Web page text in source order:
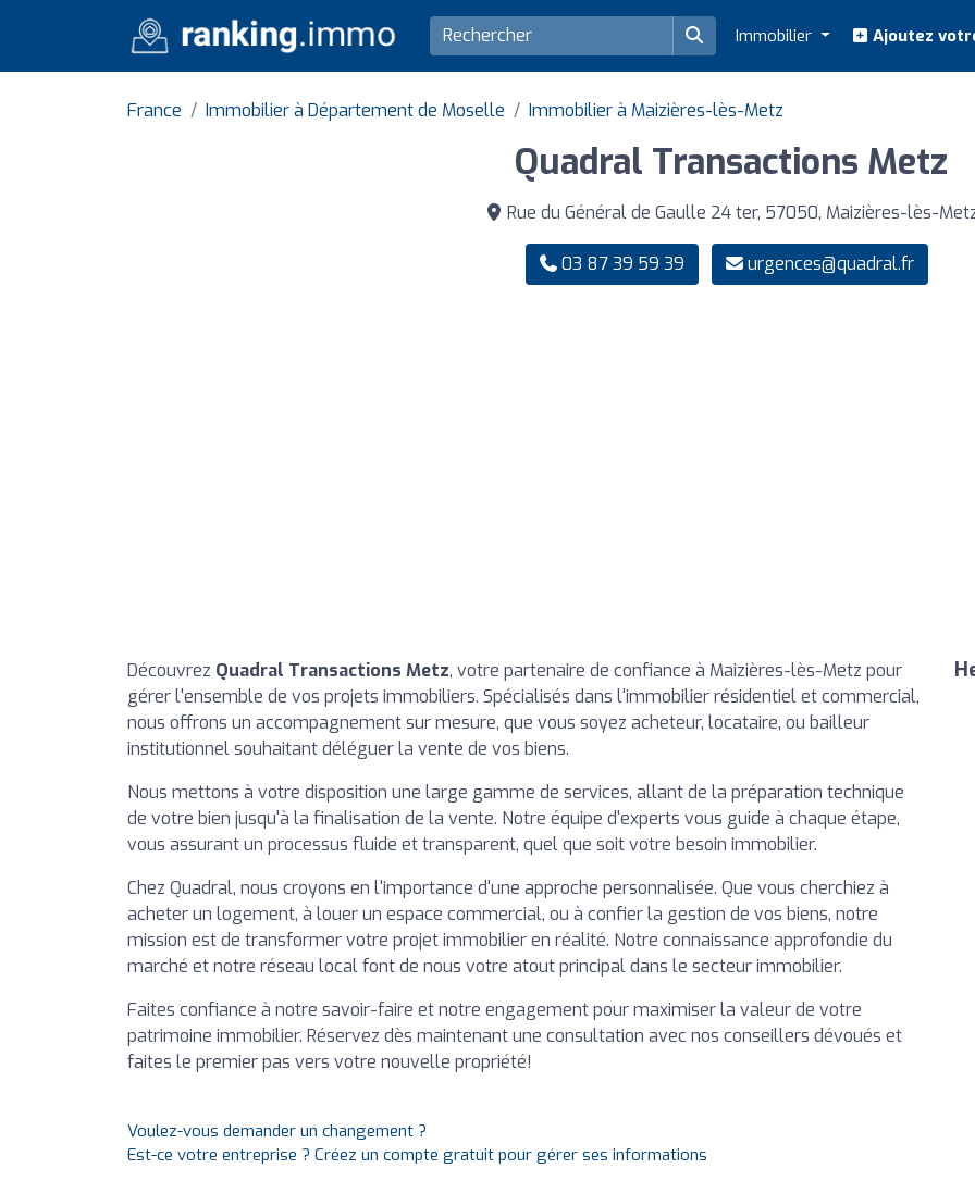
Immobilier Ajoutez
France Immobilier à Département de Moselle Immobilier à Maizières-lès-Metz
Quadral Transactions Metz
Rue du Général de Gaulle 24 ter, 57050, Maizières-lès-
03 87 39 59 39 urgences@quadral.fr
Découvrez Quadral Transactions Metz, votre partenaire de confiance à Maizières-lès-Metz pour
gérer l'ensemble de vos projets immobiliers. Spécialisés dans l'immobilier résidentiel et commercial,
nous offrons un accompagnement sur mesure, que vous soyez acheteur, locataire, ou bailleur
institutionnel souhaitant déléguer la vente de vos biens.
Nous mettons à votre disposition une large gamme de services, allant de la préparation technique
de votre bien jusqu'à la finalisation de la vente. Notre équipe d'experts vous guide à chaque étape,
vous assurant un processus fluide et transparent, quel que soit votre besoin immobilier.
Chez Quadral, nous croyons en l'importance d'une approche personnalisée. Que vous cherchiez à
acheter un logement, à louer un espace commercial, ou à confier la gestion de vos biens, notre
mission est de transformer votre projet immobilier en réalité. Notre connaissance approfondie du
marché et notre réseau local font de nous votre atout principal dans le secteur immobilier.
Faites confiance à notre savoir-faire et notre engagement pour maximiser la valeur de votre
patrimoine immobilier. Réservez dès maintenant une consultation avec nos conseillers dévoués et
faites le premier pas vers votre nouvelle propriété!
Voulez-vous demander un changement ?
Est-ce votre entreprise ? Créez un compte gratuit pour gérer ses informations